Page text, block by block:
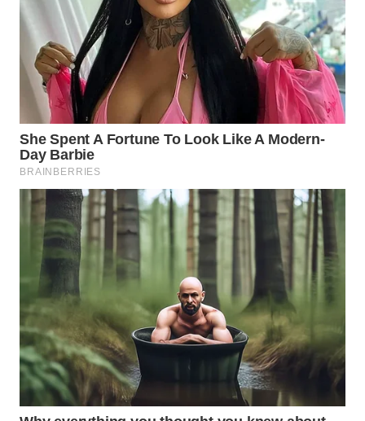
ADVOKAT
WAHANA
INFRASTRUKTUR
WAHANA
KONSUMEN
WAHANA
LISTRIK
WAHANA
TRAVEL
WAHANA
WAHANANEWS
ID
WAHANANEWS